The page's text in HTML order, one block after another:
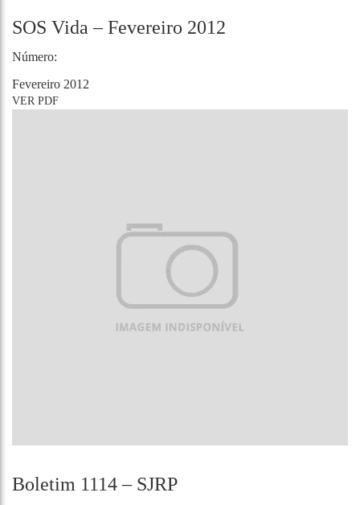
SOS Vida – Fevereiro 2012
Número:
Fevereiro 2012
VER PDF
Boletim 1114 – SJRP